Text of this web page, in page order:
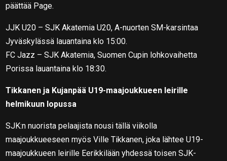
päättää Page.
JJK U20 – SJK Akatemia U20, A-nuorten SM-karsintaa
Jyväskylässä lauantaina klo 15:00.
FC Jazz – SJK Akatemia, Suomen Cupin lohkovaihetta
Porissa lauantaina klo 18:30.
Tikkanen ja Kujanpää U19-maajoukkueen leirille
helmikuun lopussa
SJK:n nuorista pelaajista nousi tällä viikolla
maajoukkueeseen myös Ville Tikkanen, joka lähtee U19-
maajoukkueen leirille Eerikkilään yhdessä toisen SJK-